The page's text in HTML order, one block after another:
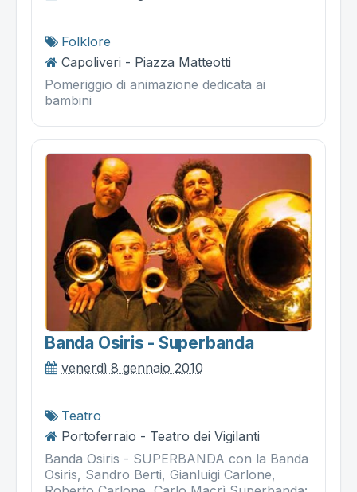
Folklore
Capoliveri - Piazza Matteotti
Pomeriggio di animazione dedicata ai
bambini
Banda Osiris - Superbanda
venerdì 8 gennaio 2010
Teatro
Portoferraio - Teatro dei Vigilanti
Banda Osiris - SUPERBANDA con la Banda
Osiris, Sandro Berti, Gianluigi Carlone,